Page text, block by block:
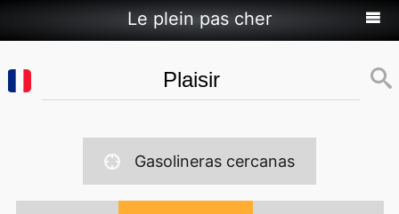
Le plein pas cher
Gasolineras cercanas